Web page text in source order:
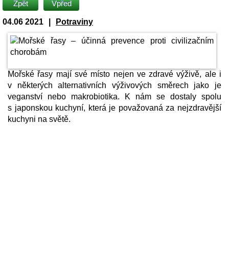
Zpět Vpřed
04.06 2021 Potraviny
Mořské řasy mají své místo nejen ve zdravé výživě, ale i
v některých alternativních výživových směrech jako je
veganství nebo makrobiotika. K nám se dostaly spolu
s japonskou kuchyní, která je považovaná za nejzdravější
kuchyni na světě.